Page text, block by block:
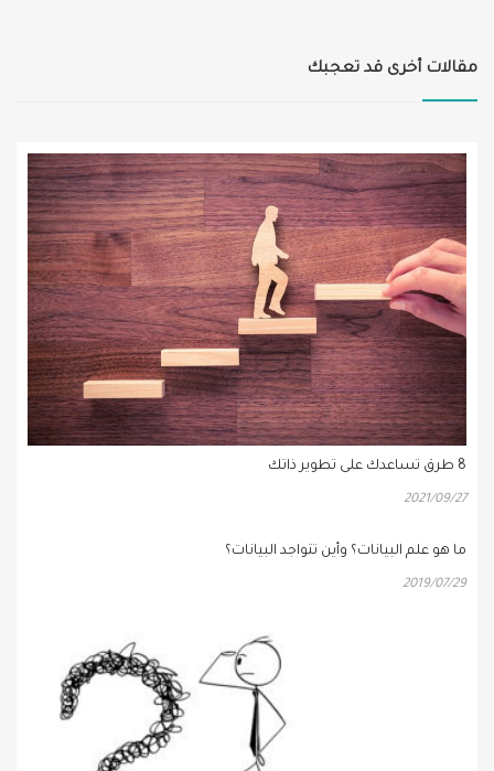
مقالات أخرى قد تعجبك
8 طرق تساعدك على تطوير ذاتك
2021/09/27
ما هو علم البيانات؟ وأين تتواجد البيانات؟
2019/07/29